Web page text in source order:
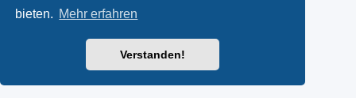
bieten. Mehr erfahren
Verstanden!